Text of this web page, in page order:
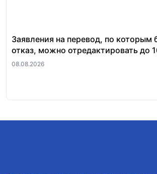
Заявления на перевод, по которым
отказ, можно отредактировать до
08.08.2026